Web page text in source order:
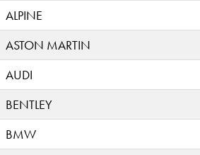
ALPINE
ASTON MARTIN
AUDI
BENTLEY
BMW